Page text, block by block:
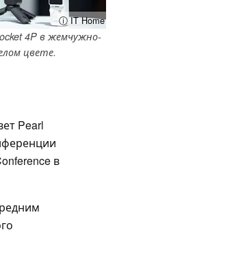
ⓘ IT Home
4P в жемчужно-
цвете.
Pearl
в